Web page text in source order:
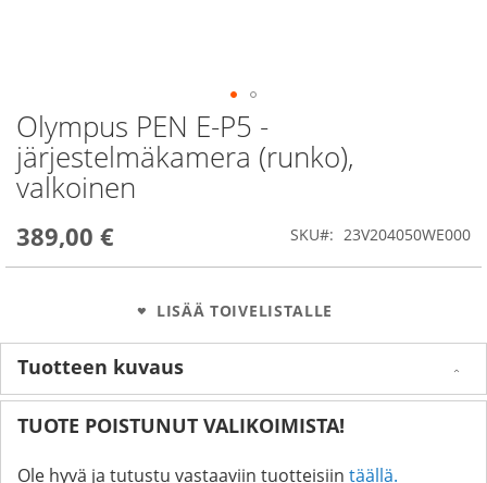
Olympus PEN E-P5 -
järjestelmäkamera (runko),
valkoinen
389,00 € SKU 23V204050WE000
LISÄÄ TOIVELISTALLE
Skip
to
the
beginning
of
images
gallery
Tuotteen kuvaus
TUOTE POISTUNUT VALIKOIMISTA!
Ole hyvä ja tutustu vastaaviin tuotteisiin täällä.